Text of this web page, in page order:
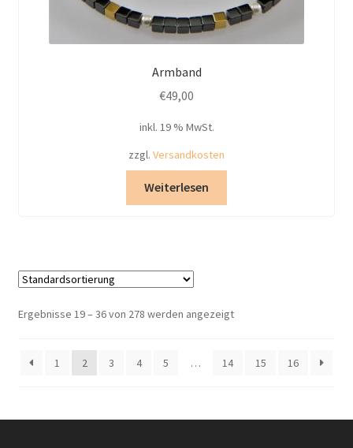
Armband
€49,00
inkl. 19 % MwSt.
zzgl. Versandkosten
Weiterlesen
Ergebnisse 19 – 36 von 278 werden angezeigt
1 2 3 4 5 … 14 15 16